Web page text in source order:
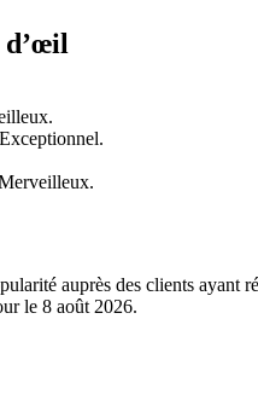
d’œil
auprès des clients
le 8 août 2026.